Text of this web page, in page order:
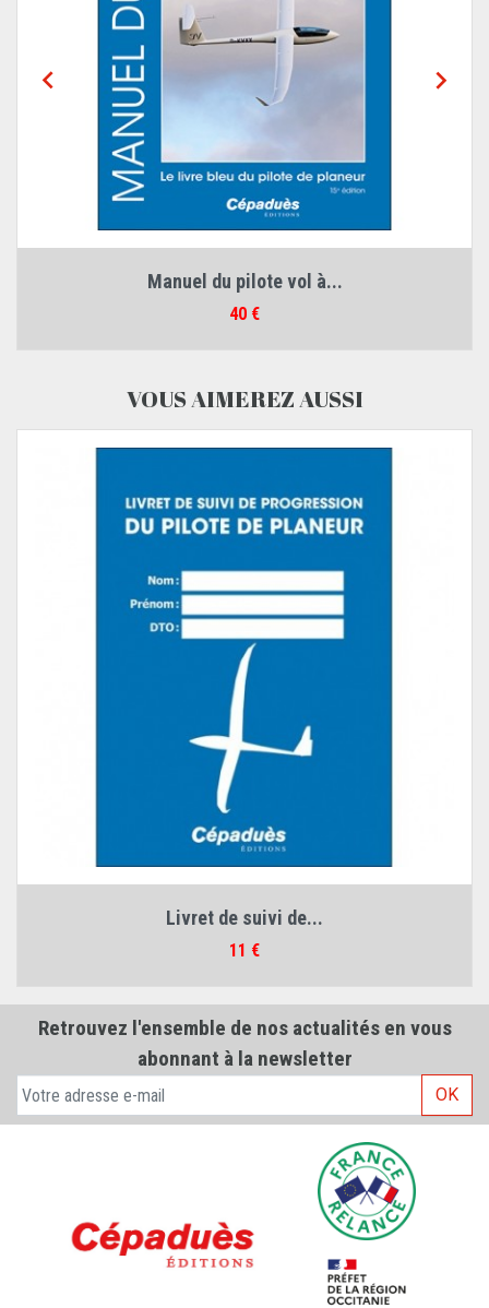

Manuel du pilote vol à...
Prix
40 €

VOUS AIMEREZ AUSSI
Livret de suivi de...
Prix
11 €
Retrouvez l'ensemble de nos actualités en vous
abonnant à la newsletter
OK